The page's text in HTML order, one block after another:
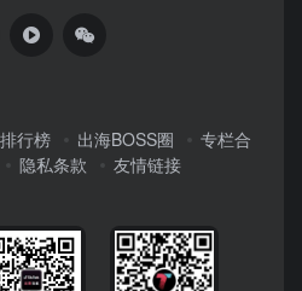
排行榜 出海BOSS圈
专栏合
隐私条款 友情链接